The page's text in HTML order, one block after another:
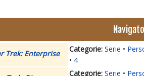
Trek: Enterprise Serie
4
Serie